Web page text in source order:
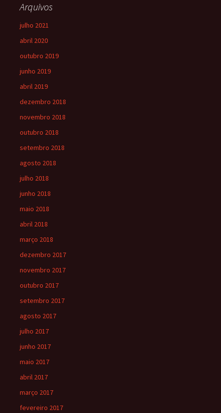
Arquivos
julho 2021
abril 2020
outubro 2019
junho 2019
abril 2019
dezembro 2018
novembro 2018
outubro 2018
setembro 2018
agosto 2018
julho 2018
junho 2018
maio 2018
abril 2018
março 2018
dezembro 2017
novembro 2017
outubro 2017
setembro 2017
agosto 2017
julho 2017
junho 2017
maio 2017
abril 2017
março 2017
fevereiro 2017